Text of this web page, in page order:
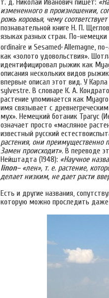
т. д. Николай Иванович пишет:
измененного в произношении,
рожь коровья, чему
познавательной книге Н. П.
языках разных стран. По-
ordinaire и Sesamed Allemagne,
как «золото удовольствия».
идентифицировал рыжик как
описания нескольких видов
впервые описал этот вид. У
sylvestre. В словаре К. А.
растение упоминается как
имя связывает с
мух». Немецкий ботаник Трагус
означает просто «масляное
известный русский
растения, они преимущественно
Замен происходит». В переводе
Нейштадта (1948): «Научное
linon– «лен», т. е. растение,
делает низким, не дает расти
Есть и другие названия,
которую можно проследить